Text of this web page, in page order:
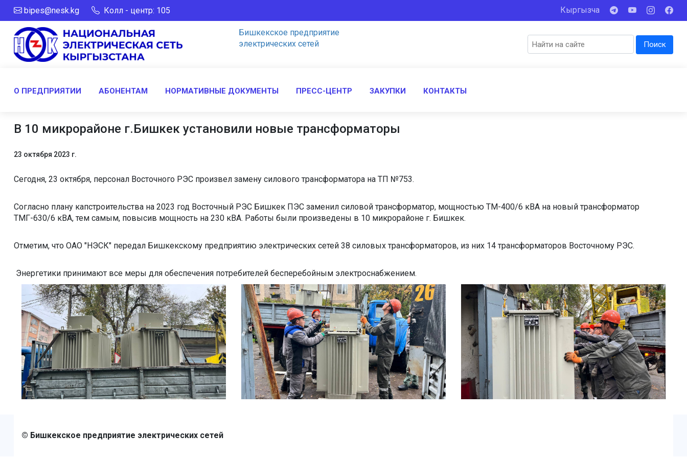
bipes@nesk.kg Колл - центр: 105 Кыргызча
Бишкекcкое предприятие
электрических сетей
Поиск
О ПРЕДПРИЯТИИ АБОНЕНТАМ НОРМАТИВНЫЕ ДОКУМЕНТЫ ПРЕСС-ЦЕНТР ЗАКУПКИ КОНТАКТЫ
В 10 микрорайоне г.Бишкек установили новые трансформаторы
23 октября 2023 г.
Сегодня, 23 октября, персонал Восточного РЭС произвел замену силового трансформатора на ТП №753.
Согласно плану капстроительства на 2023 год Восточный РЭС Бишкек ПЭС заменил силовой трансформатор, мощностью ТМ-400/6 кВА на новый трансформатор
ТМГ-630/6 кВА, тем самым, повысив мощность на 230 кВА. Работы были произведены в 10 микрорайоне г. Бишкек.
Отметим, что ОАО "НЭСК" передал Бишкекскому предприятию электрических сетей 38 силовых трансформаторов, из них 14 трансформаторов Восточному РЭС.
Энергетики принимают все меры для обеспечения потребителей бесперебойным электроснабжением.
© Бишкекcкое предприятие электрических сетей